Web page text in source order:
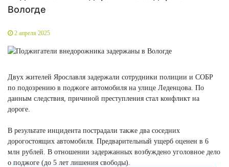
Вологде
2 апреля 2025
Двух жителей Ярославля задержали сотрудники полиции и СОБР
по подозрению в поджоге автомобиля на улице Леденцова. По
данным следствия, причиной преступления стал конфликт на
дороге.
В результате инцидента пострадали также два соседних
дорогостоящих автомобиля. Предварительный ущерб оценен в 6
млн рублей. В отношении задержанных возбуждено уголовное дело
о поджоге (до 5 лет лишения свободы).